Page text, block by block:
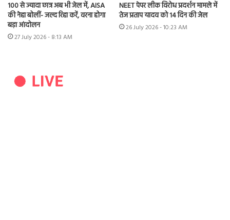
100 से ज्यादा छात्र अब भी जेल में, AISA
की नेहा बोलीं- जल्द रिहा करें, वरना होगा
बड़ा आंदोलन
27 July 2026 - 8:13 AM
NEET पेपर लीक विरोध प्रदर्शन मामले में
तेज प्रताप यादव को 14 दिन की जेल
26 July 2026 - 10:23 AM